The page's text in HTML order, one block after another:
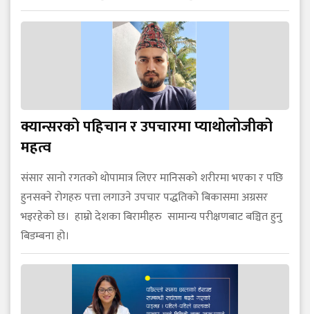
क्यान्सरको पहिचान र उपचारमा प्याथोलोजीको
महत्व
संसार सानो रगतको थोपामात्र लिएर मानिसको शरीरमा भएका र पछि
हुनसक्ने रोगहरु पत्ता लगाउने उपचार पद्धतिको बिकासमा अग्रसर
भइरहेको छ। हाम्रो देशका बिरामीहरु सामान्य परीक्षणबाट बञ्चित हुनु
बिडम्बना हो।